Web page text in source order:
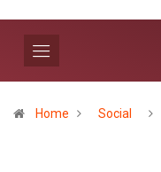
Home Social